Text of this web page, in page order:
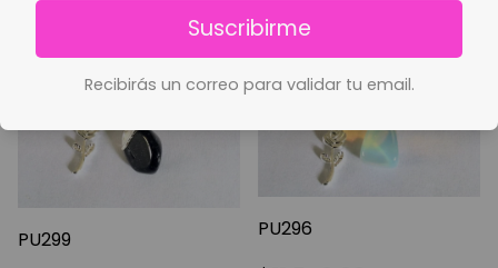
PU299 PU296
Suscribirme
Recibirás un correo para validar tu email.